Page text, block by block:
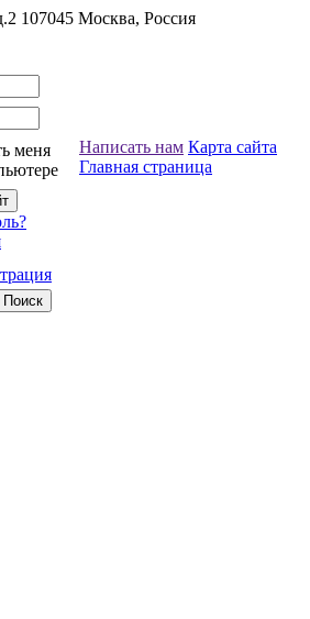
107045 Москва, Россия
меня
Написать нам Карта сайта
Главная страница